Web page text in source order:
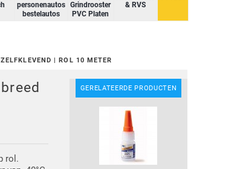
personenautos
bestelautos
Grindrooster
PVC Platen
& RVS
| ROL 10 METER
rol.
GERELATEERDE PRODUCTEN